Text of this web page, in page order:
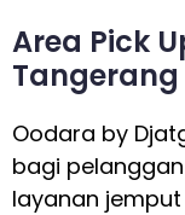
Area Pick
Tangerang
Oodara by
bagi
layanan